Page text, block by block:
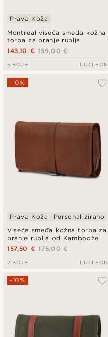
Montreal viseća smeđa kožna
torba za pranje rublja
Prava Koža
159,00 €
143,10 €
5 BOJE LUCLEON
Viseća smeđa kožna torba za
pranje rublja od Kambodže
-10%
Prava Koža Personalizirano
175,00 €
157,50 €
2 BOJE LUCLEON
-10%